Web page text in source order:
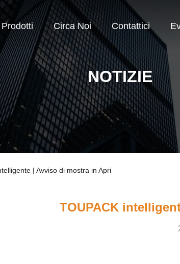
Prodotti Circa Noi Contattici
NOTIZIE
| Avviso di mostra in Apri
TOUPACK